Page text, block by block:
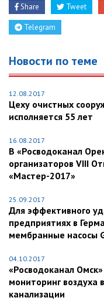
Share Tweet
Telegram
Новости по теме
12.08.2017
Цеху очистных
исполняется 55 лет
16.08.2017
В «Росводоканал
организаторов VIII
«Мастер-2017»
25.09.2017
Для эффективного
предприятиях в
мембранные насосы
04.10.2017
«Росводоканал
мониторинг воздуха
канализации